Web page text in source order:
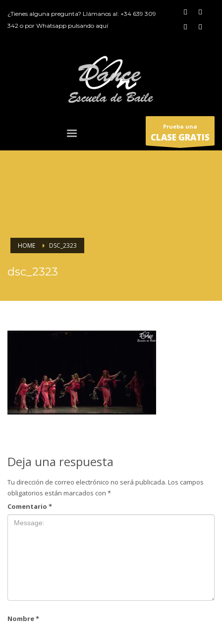
¿Tienes alguna pregunta? Llámanos al: +34 639 309
342 o por Whatsapp pulsando aquí
Prueba una
CLASE GRATIS
HOME DSC_2323
dsc_2323
Deja una respuesta
Tu dirección de correo electrónico no será publicada. Los campos
obligatorios están marcados con *
Comentario *
Nombre*